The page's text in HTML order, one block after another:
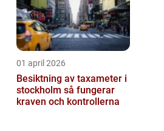
01 april 2026
Besiktning av taxameter i
stockholm så fungerar
kraven och kontrollerna